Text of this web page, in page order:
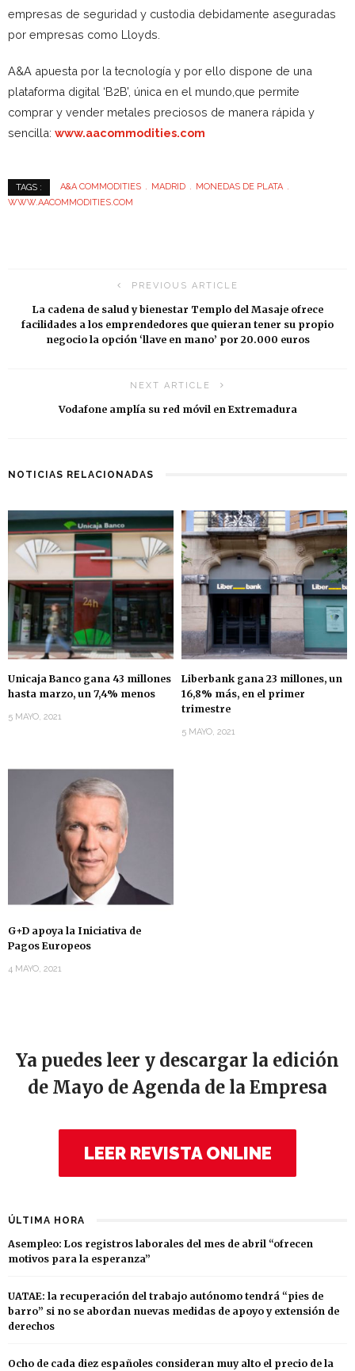
empresas de seguridad y custodia debidamente aseguradas
por empresas como Lloyds.
A&A apuesta por la tecnología y por ello dispone de una
plataforma digital ‘B2B’, única en el mundo,que permite
comprar y vender metales preciosos de manera rápida y
sencilla: www.aacommodities.com
TAGS : A&A COMMODITIES MADRID
MONEDAS DE PLATA
WWW.AACOMMODITIES.COM
PREVIOUS ARTICLE
La cadena de salud y bienestar Templo del Masaje ofrece
facilidades a los emprendedores que quieran tener su propio
negocio la opción ‘llave en mano’ por 20.000 euros
NEXT ARTICLE
Vodafone amplía su red móvil en Extremadura
NOTICIAS RELACIONADAS
Unicaja Banco gana 43 millones
hasta marzo, un 7,4% menos
5 MAYO, 2021
Liberbank gana 23 millones, un
16,8% más, en el primer
trimestre
5 MAYO, 2021
G+D apoya la Iniciativa de
Pagos Europeos
4 MAYO, 2021
Ya puedes leer y descargar la edición
de Mayo de Agenda de la Empresa
LEER REVISTA ONLINE
ÚLTIMA HORA
Asempleo: Los registros laborales del mes de abril “ofrecen
motivos para la esperanza”
UATAE: la recuperación del trabajo autónomo tendrá “pies de
barro” si no se abordan nuevas medidas de apoyo y extensión de
derechos
Ocho de cada diez españoles consideran muy alto el precio de la